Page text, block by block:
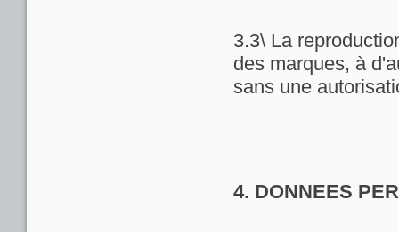
3.3\ La
des marques, à
sans une
4. DONNEES